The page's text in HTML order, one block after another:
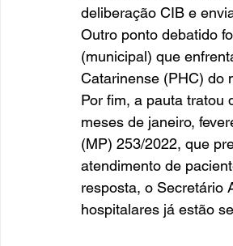
deliberação CIB e
Outro ponto debatido
(municipal) que
Catarinense (PHC) do
Por fim, a pauta tratou
meses de janeiro,
(MP) 253/2022, que
atendimento de
resposta, o Secretário
hospitalares já estão